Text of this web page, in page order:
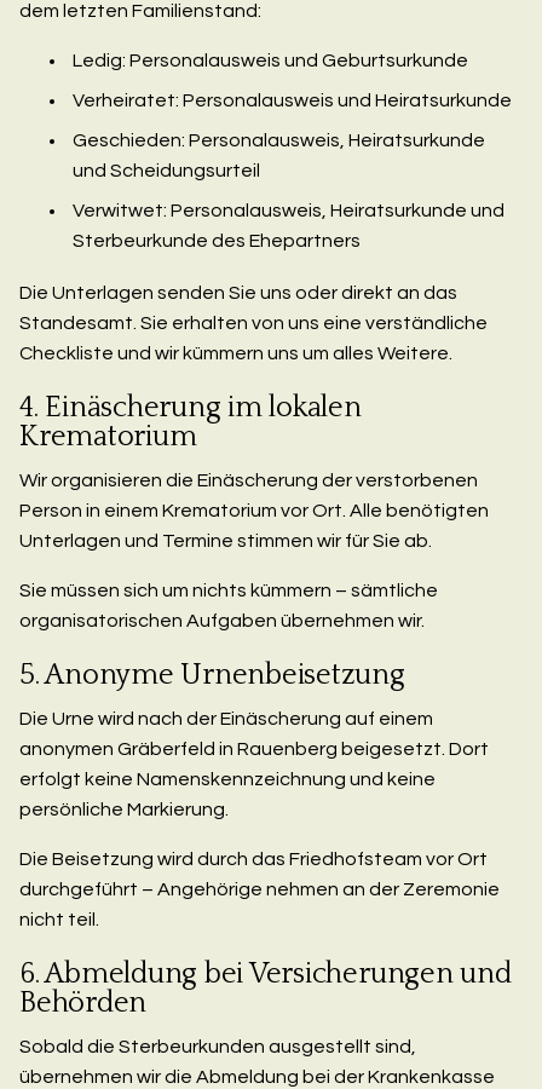
dem letzten Familienstand:
Ledig: Personalausweis und Geburtsurkunde
Verheiratet: Personalausweis und Heiratsurkunde
Geschieden: Personalausweis, Heiratsurkunde
und Scheidungsurteil
Verwitwet: Personalausweis, Heiratsurkunde und
Sterbeurkunde des Ehepartners
Die Unterlagen senden Sie uns oder direkt an das
Standesamt. Sie erhalten von uns eine verständliche
Checkliste und wir kümmern uns um alles Weitere.
4. Einäscherung im lokalen
Krematorium
Wir organisieren die Einäscherung der verstorbenen
Person in einem Krematorium vor Ort. Alle benötigten
Unterlagen und Termine stimmen wir für Sie ab.
Sie müssen sich um nichts kümmern – sämtliche
organisatorischen Aufgaben übernehmen wir.
5. Anonyme Urnenbeisetzung
Die Urne wird nach der Einäscherung auf einem
anonymen Gräberfeld in Rauenberg beigesetzt. Dort
erfolgt keine Namenskennzeichnung und keine
persönliche Markierung.
Die Beisetzung wird durch das Friedhofsteam vor Ort
durchgeführt – Angehörige nehmen an der Zeremonie
nicht teil.
6. Abmeldung bei Versicherungen und
Behörden
Sobald die Sterbeurkunden ausgestellt sind,
übernehmen wir die Abmeldung bei der Krankenkasse